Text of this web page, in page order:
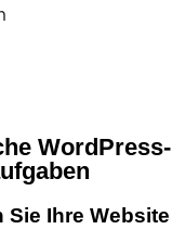
WordPress-
Sie Ihre Website